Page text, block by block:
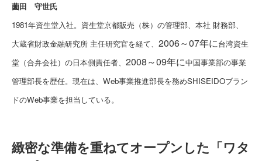
薗田 守世氏
1981年資生堂入社。資生堂京都販売（株）の管理部、本社 財務部、
大蔵省財政金融研究所 主任研究官を経て、 2006～07年に台湾資生
堂（合弁会社）の日本側責任者、 2008～09年に中国事業部の事業
管理部長を歴任。現在は、Web事業推進部長を務めSHISEIDOブラン
ドのWeb事業を担当している。
緻密な準備を重ねてオープンした「ワタ